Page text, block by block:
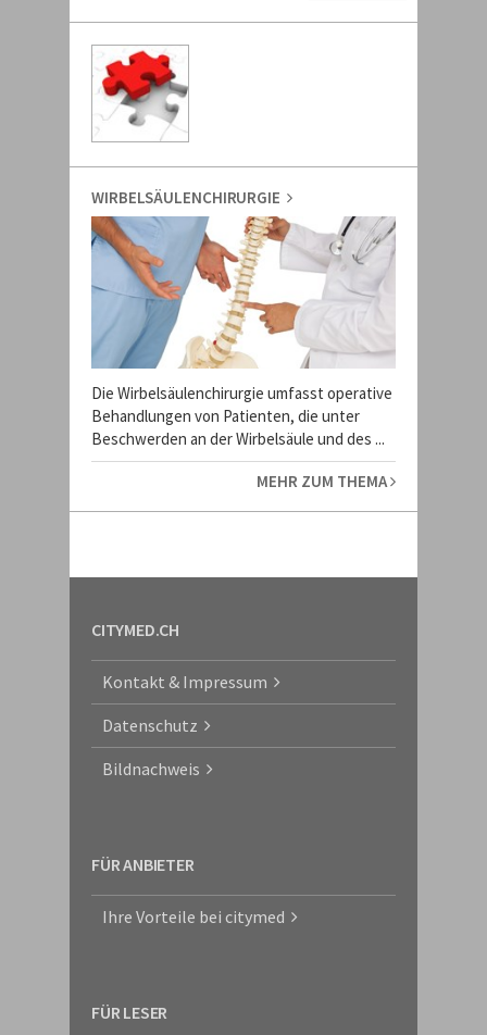
WIRBELSÄULENCHIRURGIE
Die Wirbelsäulenchirurgie umfasst operative
Behandlungen von Patienten, die unter
Beschwerden an der Wirbelsäule und des ...
MEHR ZUM THEMA
CITYMED.CH
Kontakt & Impressum
Datenschutz
Bildnachweis
FÜR ANBIETER
Ihre Vorteile bei citymed
FÜR LESER